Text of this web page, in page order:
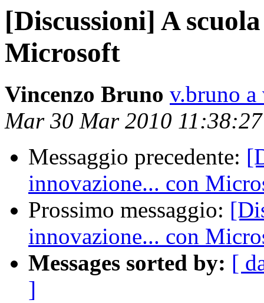
[Discussioni] A
Microsoft
Vincenzo Bruno v.bruno
Mar 30 Mar 2010
Messaggio precedente:
innovazione... con
Prossimo messaggio:
innovazione... con
Messages sorted by: [
]